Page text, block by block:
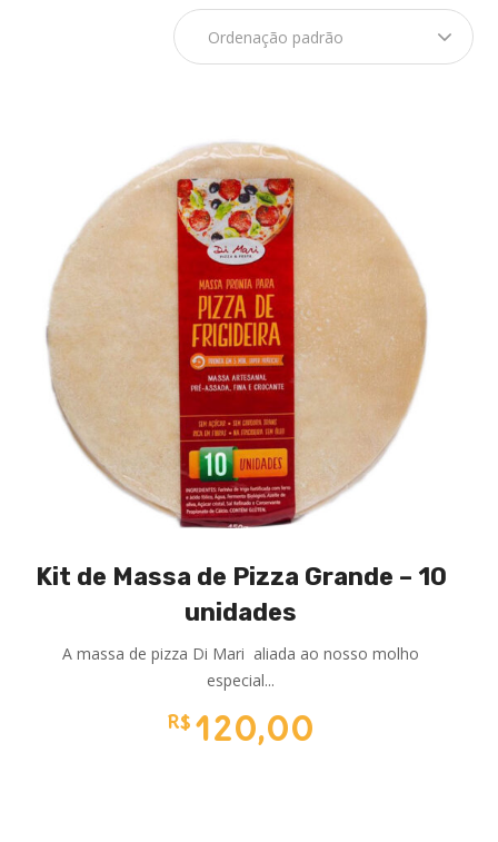
Kit de Massa de Pizza Grande – 10
unidades
A massa de pizza Di Mari aliada ao nosso molho
especial...
R$ 120,00